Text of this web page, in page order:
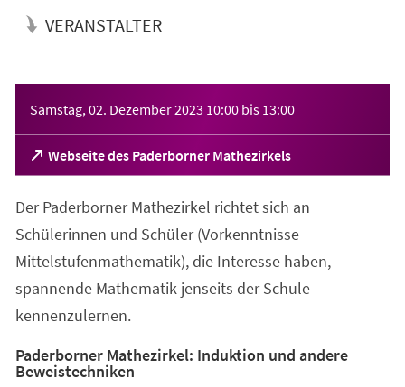
VERANSTALTER
Samstag, 02. Dezember 2023 10:00 bis 13:00
Webseite des Paderborner Mathezirkels
(Öffnet
in
neuen
Tab)
Der Paderborner Mathezirkel richtet sich an
Schülerinnen und Schüler (Vorkenntnisse
Mittelstufenmathematik), die Interesse haben,
spannende Mathematik jenseits der Schule
kennenzulernen.
Paderborner Mathezirkel: Induktion und andere
Beweistechniken